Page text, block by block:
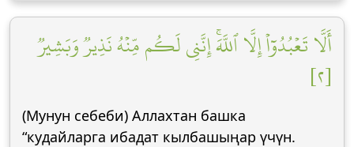
أَلَّا تَعۡبُدُوٓاْ إِلَّا ٱللَّهَۚ إِنَّنِي لَكُم مِّنۡهُ نَذِيرٞ وَبَشِيرٞ
[٢]
(Мунун себеби) Аллахтан башка
“кудайларга ибадат кылбашыңар үчүн.